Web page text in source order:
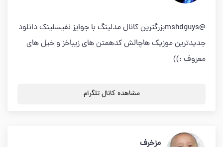
@mshdguysبزرگترین کانال مدلینگ با جوایز نفیسلینک دانلود
جدیدترین موزیک هاچالش کدهمتن های زیباخز و خیل های
معروف :))
مشاهده کانال تلگرام
مزخرف